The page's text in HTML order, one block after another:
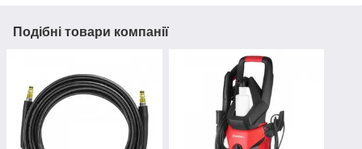
Подібні товари компанії